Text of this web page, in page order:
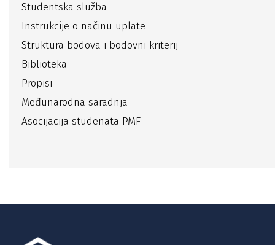
Studentska služba
Instrukcije o načinu uplate
Struktura bodova i bodovni kriterij
Biblioteka
Propisi
Međunarodna saradnja
Asocijacija studenata PMF